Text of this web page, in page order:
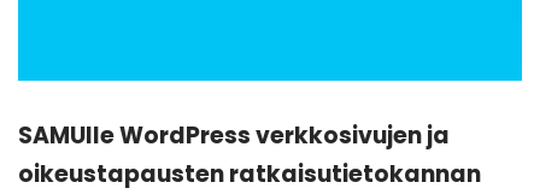
SAMUlle WordPress verkkosivujen ja
oikeustapausten ratkaisutietokannan